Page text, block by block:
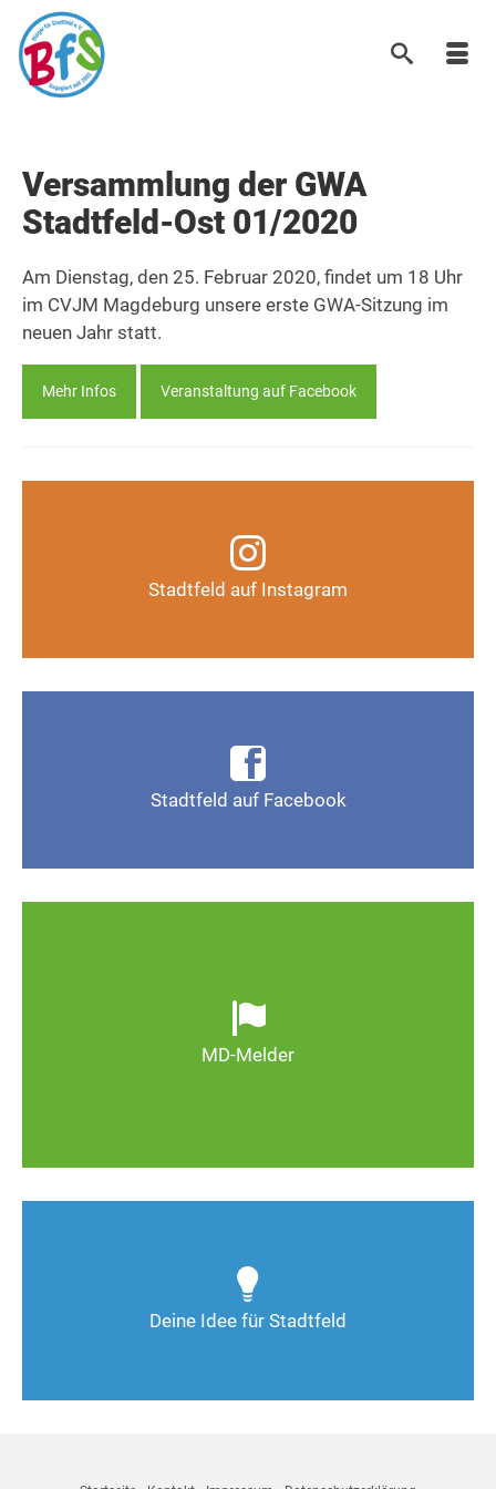
Versammlung der GWA
Stadtfeld-Ost 01/2020
Am Dienstag, den 25. Februar 2020, findet um 18 Uhr
im CVJM Magdeburg unsere erste GWA-Sitzung im
neuen Jahr statt.
Mehr Infos Veranstaltung auf Facebook
Stadtfeld auf Instagram
Instagram-Kanal
Auf Instagram folgen
Stadtfeld auf Facebook
Seite Magdeburg-Stadtfeld
MD-Melder
wild entsorgter Müll. Melden Sie Mängel, damit
Magdeburg schöner und lebenswerter wird.
Deine Idee für Stadtfeld
Deine Ideen sind gefragt!